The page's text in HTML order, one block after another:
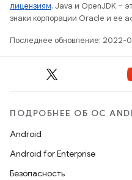
лицензиям. Java и OpenJDK –
знаки корпорации Oracle и ее
Последнее обновление: 2022-
ПОДРОБНЕЕ ОБ ОС
Android
Android for Enterprise
Безопасность